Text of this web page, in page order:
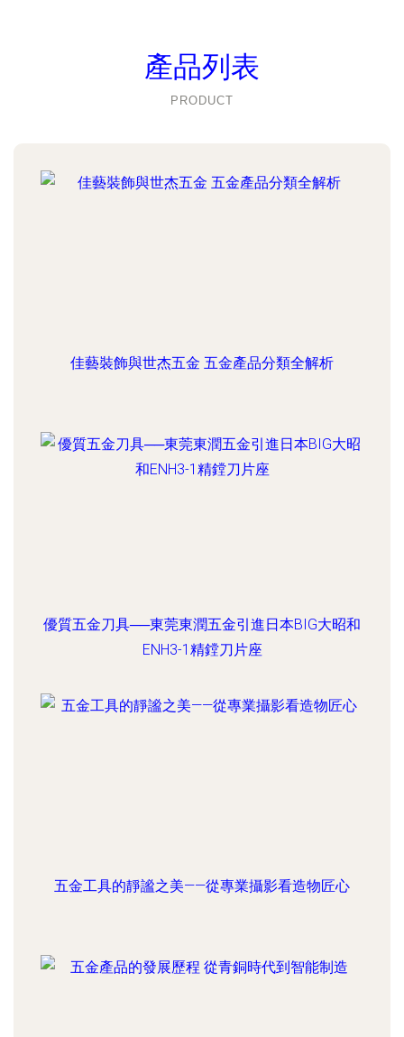
產品列表
PRODUCT
佳藝裝飾與世杰五金 五金產品分類全解析
優質五金刀具──東莞東潤五金引進日本BIG大昭和
ENH3-1精鏜刀片座
五金工具的靜謐之美——從專業攝影看造物匠心